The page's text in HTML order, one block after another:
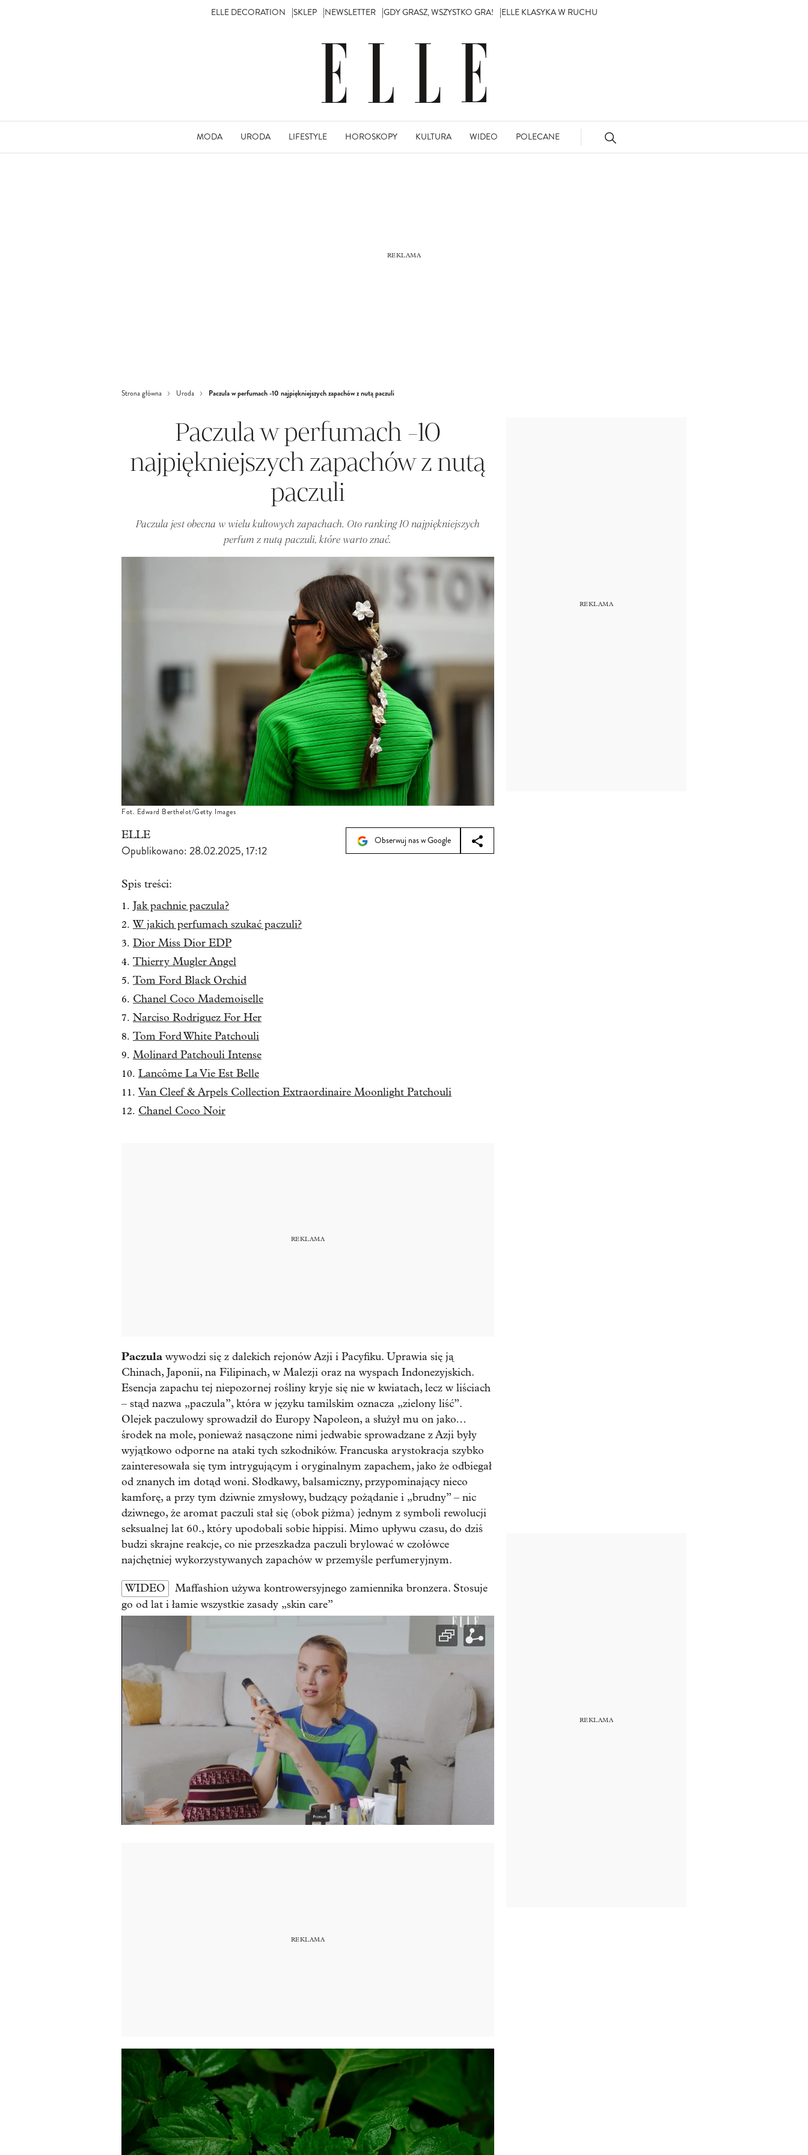
ELLE DECORATION SKLEP NEWSLETTER GDY GRASZ, WSZYSTKO GRA! ELLE KLASYKA W RUCHU
MODA URODA LIFESTYLE HOROSKOPY KULTURA WIDEO POLECANE
Strona główna Uroda Paczula w perfumach -10 najpiękniejszych zapachów z nutą paczuli
Paczula w perfumach -10
najpiękniejszych zapachów z nutą
paczuli
Paczula jest obecna w wielu kultowych zapachach. Oto ranking 10 najpiękniejszych
perfum z nutą paczuli, które warto znać.
Fot. Edward Berthelot/Getty Images
ELLE
Opublikowano:28.02.2025, 17:12
Obserwuj nas w Google
Spis treści:
Jak pachnie paczula?
W jakich perfumach szukać paczuli?
Dior Miss Dior EDP
Thierry Mugler Angel
Tom Ford Black Orchid
Chanel Coco Mademoiselle
Narciso Rodriguez For Her
Tom Ford White Patchouli
Molinard Patchouli Intense
Lancôme La Vie Est Belle
Van Cleef & Arpels Collection Extraordinaire Moonlight Patchouli
Chanel Coco Noir
Paczula wywodzi się z dalekich rejonów Azji i Pacyfiku. Uprawia się ją
Chinach, Japonii, na Filipinach, w Malezji oraz na wyspach Indonezyjskich.
Esencja zapachu tej niepozornej rośliny kryje się nie w kwiatach, lecz w liściach
– stąd nazwa „paczula”, która w języku tamilskim oznacza „zielony liść”.
Olejek paczulowy sprowadził do Europy Napoleon, a służył mu on jako…
środek na mole, ponieważ nasączone nimi jedwabie sprowadzane z Azji były
wyjątkowo odporne na ataki tych szkodników. Francuska arystokracja szybko
zainteresowała się tym intrygującym i oryginalnym zapachem, jako że odbiegał
od znanych im dotąd woni. Słodkawy, balsamiczny, przypominający nieco
kamforę, a przy tym dziwnie zmysłowy, budzący pożądanie i „brudny” – nic
dziwnego, że aromat paczuli stał się (obok piżma) jednym z symboli rewolucji
seksualnej lat 60., który upodobali sobie hippisi. Mimo upływu czasu, do dziś
budzi skrajne reakcje, co nie przeszkadza paczuli brylować w czołówce
najchętniej wykorzystywanych zapachów w przemyśle perfumeryjnym.
WIDEO
Maffashion używa kontrowersyjnego zamiennika bronzera. Stosuje
go od lat i łamie wszystkie zasady „skin care”